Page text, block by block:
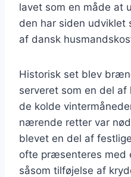
lavet som en måde at
den har siden udviklet
af dansk
Historisk set blev
serveret som en del
de kolde
nærende retter var
blevet en del af
ofte præsenteres med
såsom tilføjelse af